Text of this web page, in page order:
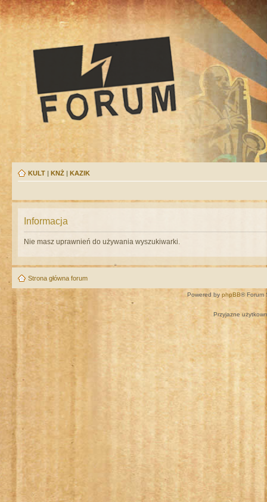
KULT | KNŻ | KAZIK
Informacja
Nie masz uprawnień do używania wyszukiwarki.
Strona główna forum
Powered by phpBB® Forum
Przyjazne